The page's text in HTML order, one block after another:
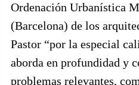
Ordenación Urbanística
(Barcelona) de los
Pastor “por la especial
aborda en profundidad y
problemas relevantes,